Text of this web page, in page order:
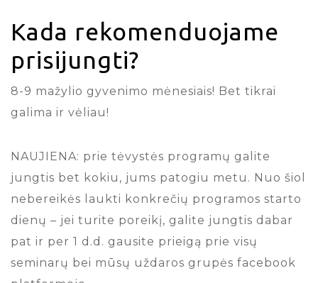
Kada rekomenduojame
prisijungti?
8-9 mažylio gyvenimo mėnesiais! Bet tikrai
galima ir vėliau!
NAUJIENA: prie tėvystės programų galite
jungtis bet kokiu, jums patogiu metu. Nuo šiol
nebereikės laukti konkrečių programos starto
dienų – jei turite poreikį, galite jungtis dabar
pat ir per 1 d.d. gausite prieigą prie visų
seminarų bei mūsų uždaros grupės facebook